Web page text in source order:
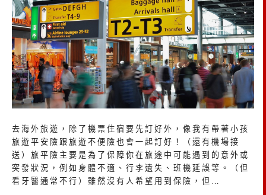
去海外旅遊，除了機票住宿要先訂好外，像我有帶著小孩
旅遊平安險跟旅遊不便險也會一起訂好！（還有機場接
送）旅平險主要是為了保障你在旅途中可能遇到的意外或
突發狀況，例如身體不適、行李遺失、班機延誤等。（但
看牙醫通常不行）雖然沒有人希望用到保險，但…